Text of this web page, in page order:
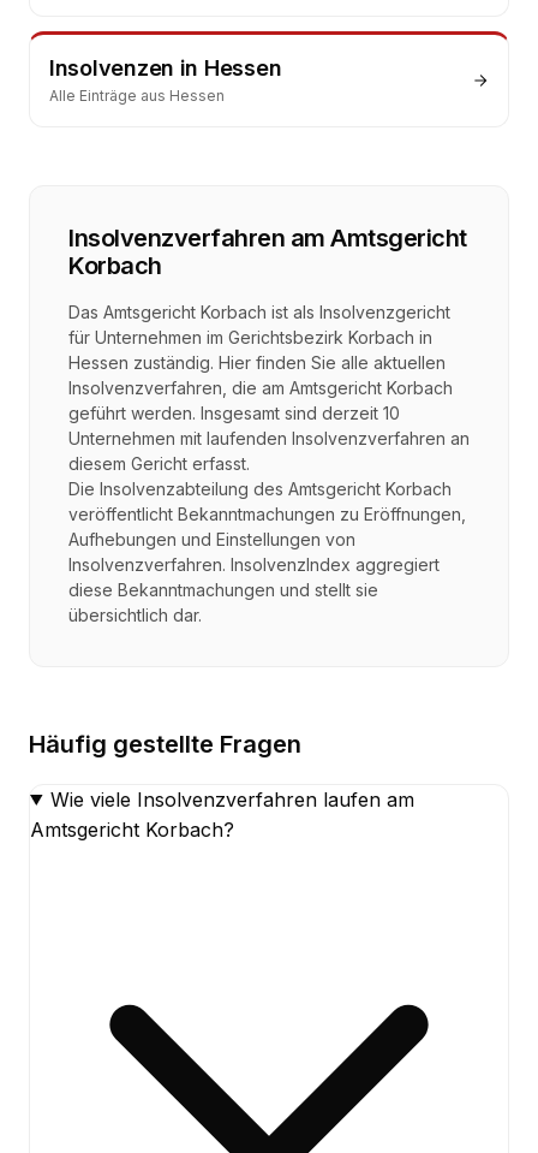
Insolvenzen in Hessen
Alle Einträge aus Hessen
Insolvenzverfahren am Amtsgericht
Korbach
Das Amtsgericht Korbach ist als Insolvenzgericht
für Unternehmen im Gerichtsbezirk Korbach in
Hessen zuständig. Hier finden Sie alle aktuellen
Insolvenzverfahren, die am Amtsgericht Korbach
geführt werden. Insgesamt sind derzeit 10
Unternehmen mit laufenden Insolvenzverfahren an
diesem Gericht erfasst.
Die Insolvenzabteilung des Amtsgericht Korbach
veröffentlicht Bekanntmachungen zu Eröffnungen,
Aufhebungen und Einstellungen von
Insolvenzverfahren. InsolvenzIndex aggregiert
diese Bekanntmachungen und stellt sie
übersichtlich dar.
Häufig gestellte Fragen
Wie viele Insolvenzverfahren laufen am
Amtsgericht Korbach?